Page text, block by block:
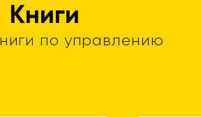
Книги
по управлению